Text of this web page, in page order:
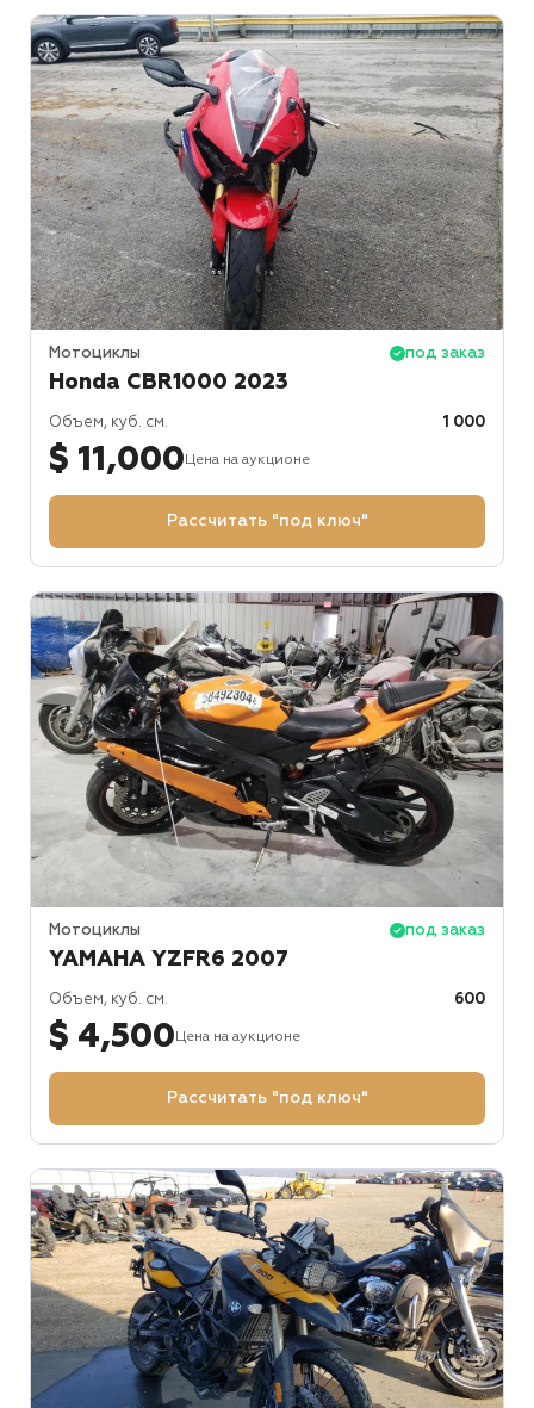
Мотоциклы под заказ
Honda CBR1000 2023
Объем, куб. см. 1 000
$ 11,000 Цена на аукционе
Рассчитать "под ключ"
Мотоциклы под заказ
YAMAHA YZFR6 2007
Объем, куб. см. 600
$ 4,500 Цена на аукционе
Рассчитать "под ключ"